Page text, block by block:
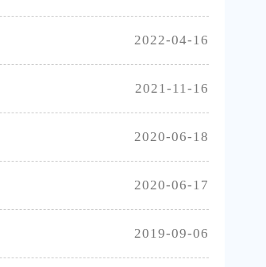
2022-04-16
2021-11-16
2020-06-18
2020-06-17
2019-09-06